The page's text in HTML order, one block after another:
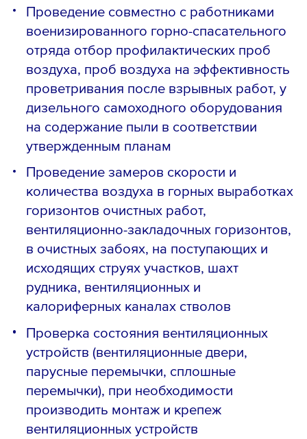
Проведение совместно с работниками
военизированного горно-спасательного
отряда отбор профилактических проб
воздуха, проб воздуха на эффективность
проветривания после взрывных работ, у
дизельного самоходного оборудования
на содержание пыли в соответствии
утвержденным планам
Проведение замеров скорости и
количества воздуха в горных выработках
горизонтов очистных работ,
вентиляционно-закладочных горизонтов,
в очистных забоях, на поступающих и
исходящих струях участков, шахт
рудника, вентиляционных и
калориферных каналах стволов
Проверка состояния вентиляционных
устройств (вентиляционные двери,
парусные перемычки, сплошные
перемычки), при необходимости
производить монтаж и крепеж
вентиляционных устройств